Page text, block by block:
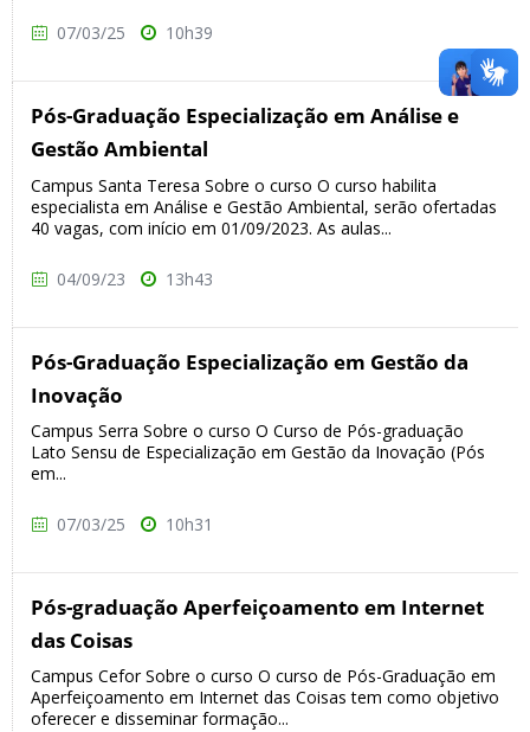
07/03/25 10h39
Pós-Graduação Especialização em Análise e
Gestão Ambiental
Campus Santa Teresa Sobre o curso O curso habilita
especialista em Análise e Gestão Ambiental, serão ofertadas
40 vagas, com início em 01/09/2023. As aulas...
04/09/23 13h43
Pós-Graduação Especialização em Gestão da
Inovação
Campus Serra Sobre o curso O Curso de Pós-graduação
Lato Sensu de Especialização em Gestão da Inovação (Pós
em...
07/03/25 10h31
Pós-graduação Aperfeiçoamento em Internet
das Coisas
Campus Cefor Sobre o curso O curso de Pós-Graduação em
Aperfeiçoamento em Internet das Coisas tem como objetivo
oferecer e disseminar formação...